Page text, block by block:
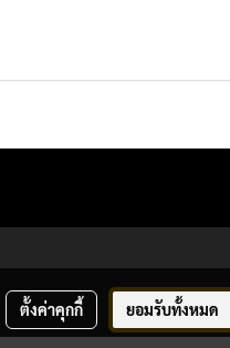
ตั้งค่าคุกกี้ ยอมรับทั้งหมด